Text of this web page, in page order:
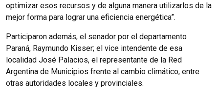
optimizar esos recursos y de alguna manera utilizarlos de la
mejor forma para lograr una eficiencia energética”.
Participaron además, el senador por el departamento
Paraná, Raymundo Kisser; el vice intendente de esa
localidad José Palacios, el representante de la Red
Argentina de Municipios frente al cambio climático, entre
otras autoridades locales y provinciales.